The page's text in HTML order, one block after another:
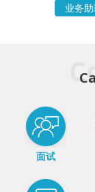
业务
面试